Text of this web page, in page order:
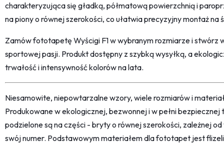
charakteryzująca się gładką, półmatową powierzchnią i
na piony o równej szerokości, co ułatwia precyzyjny montaż na
Zamów fototapetę Wyścigi F1 w wybranym rozmiarze i stwórz
sportowej pasji. Produkt dostępny z szybką wysyłką, a
trwałość i intensywność kolorów na lata.
Niesamowite, niepowtarzalne wzory, wiele rozmiarów i
Produkowane w ekologicznej, bezwonnej i w pełni
podzielone są na części - bryty o równej szerokości, zależnej
swój numer. Podstawowym materiałem dla fototapet jest